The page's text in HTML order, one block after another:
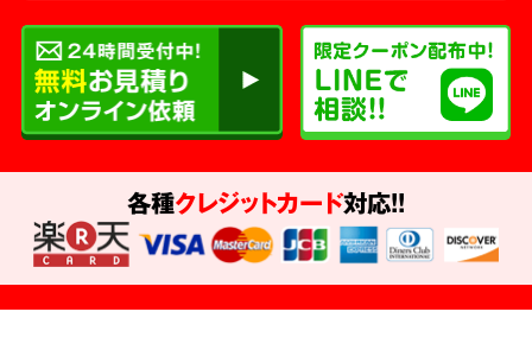
各種クレジットカード対応!!